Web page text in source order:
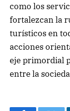
como los
fortalezcan la
turísticos en
acciones
eje primordial
entre la